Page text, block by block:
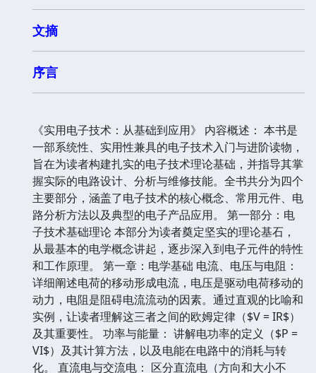
文摘
序言
《实用电子技术：从基础到应用》 内容概述： 本书是
一部系统性、实用性兼具的电子技术入门与进阶读物，
旨在为读者构建扎实的电子技术理论基础，并指导其掌
握实际的电路设计、分析与维修技能。全书共分为四个
主要部分，涵盖了电子技术的核心概念、常用元件、电
路分析方法以及典型的电子产品应用。 第一部分：电
子技术基础理论 本部分为读者奠定坚实的理论基石，
从最基本的电学概念讲起，逐步深入到电子元件的特性
和工作原理。 第一章：电学基础 电流、电压与电阻：
详细阐述电荷的移动形成电流，电压是驱动电荷移动的
动力，电阻是阻碍电流流动的因素。通过直观的比喻和
实例，让读者理解这三者之间的欧姆定律（$V = IR$）
及其重要性。 功率与能量： 讲解电功率的定义（$P =
VI$）及其计算方法，以及电能在电路中的消耗与转
化。 直流电与交流电： 区分直流电（方向和大小不